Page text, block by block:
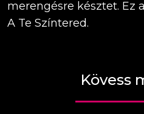
merengésre késztet. Ez
A Te Színtered.
Kövess